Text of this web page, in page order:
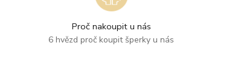
Proč nakoupit u nás
6 hvězd proč koupit šperky u nás